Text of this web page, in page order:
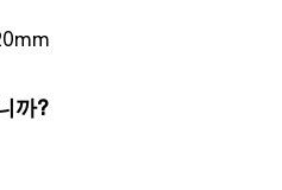
까?